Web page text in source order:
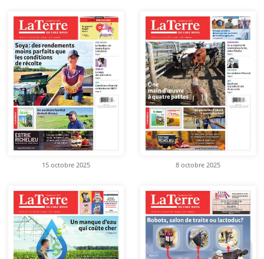
15 octobre 2025 8 octobre 2025